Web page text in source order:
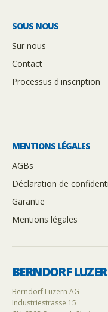
SOUS NOUS
Sur nous
Contact
Processus d'inscription
MENTIONS LÉGALES
AGBs
Déclaration de
Garantie
Mentions légales
BERNDORF
Berndorf Luzern AG
Industriestrasse 15